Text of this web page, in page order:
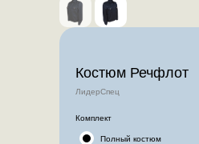
Костюм Речфлот
ЛидерСпец
Комплект
Полный костюм